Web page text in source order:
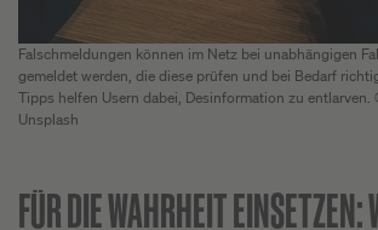
Falschmeldungen können im Netz bei unabhängigen
gemeldet werden, die diese prüfen und bei Bedarf
Tipps helfen Usern dabei, Desinformation zu entlarven.
Unsplash
FÜR DIE WAHRHEIT EINSETZEN: